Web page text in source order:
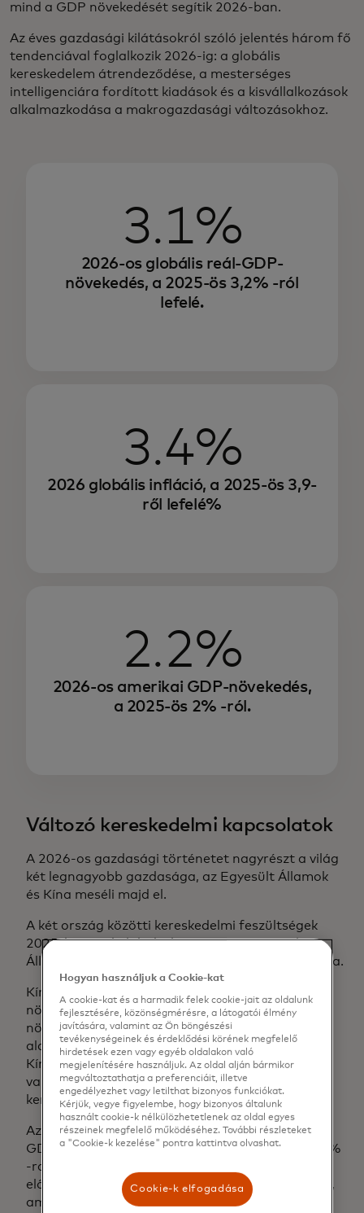
mind a GDP növekedését segítik 2026-ban.
Az éves gazdasági kilátásokról szóló jelentés három fő
tendenciával foglalkozik 2026-ig: a globális
kereskedelem átrendeződése, a mesterséges
intelligenciára fordított kiadások és a kisvállalkozások
alkalmazkodása a makrogazdasági változásokhoz.
3.1%
2026-os globális reál-GDP-
növekedés, a 2025-ös 3,2% -ról
lefelé.
3.4%
2026 globális infláció, a 2025-ös 3,9-
ről lefelé%
2.2%
2026-os amerikai GDP-növekedés,
a 2025-ös 2% -ról.
Változó kereskedelmi kapcsolatok
A 2026-os gazdasági történetet nagyrészt a világ
két legnagyobb gazdasága, az Egyesült Államok
és Kína meséli majd el.
A két ország közötti kereskedelmi feszültségek
2025-ben eszkalálódtak, miután az Egyesült
Államok tavasszal vámokat emelt a kínai importra.
Kína esetében az új jelentés 2026-ra 4,5% GDP-
növekedést vár, szemben a 2025-ös 4,8%
növekedéssel, ami részben a kínai áruk iránti
alacsonyabb amerikai keresletnek tudható be.
Kína azon dolgozik, hogy a feltörekvő piacokkal
való kapcsolatát erősítse, hogy ellensúlyozza a
kereslet csökkenését.
Az Egyesült Államokban az új jelentés szerint a
GDP növekedése a 2025-ös 2% -ről 2026-ra 2,2%
-ra gyorsul. Ezt a növekedést több tényező fogja
elősegíteni, többek között az új adócsökkentések,
amelyek támogatják a K+F&K+F és a gyártási
Hogyan használjuk a Cookie-kat
A cookie-kat és a harmadik felek cookie-jait az oldalunk
fejlesztésére, közönségmérésre, a látogatói élmény
javítására, valamint az Ön böngészési
tevékenységeinek és érdeklődési körének megfelelő
hirdetések ezen vagy egyéb oldalakon való
megjelenítésére használjuk. Az oldal alján bármikor
megváltoztathatja a preferenciáit, illetve
engedélyezhet vagy letilthat bizonyos funkciókat.
Kérjük, vegye figyelembe, hogy bizonyos általunk
használt cookie-k nélkülözhetetlenek az oldal egyes
részeinek megfelelő működéséhez. További részleteket
a "Cookie-k kezelése" pontra kattintva olvashat.
Cookie-k elfogadása